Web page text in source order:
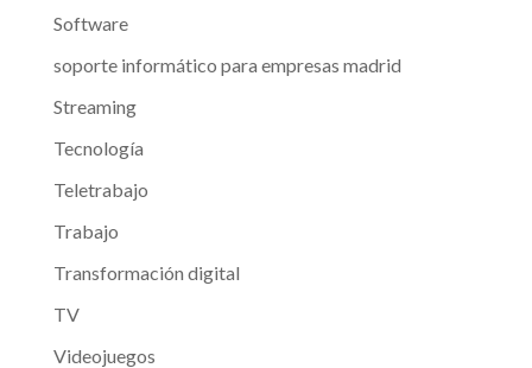
Software
soporte informático para empresas madrid
Streaming
Tecnología
Teletrabajo
Trabajo
Transformación digital
TV
Videojuegos